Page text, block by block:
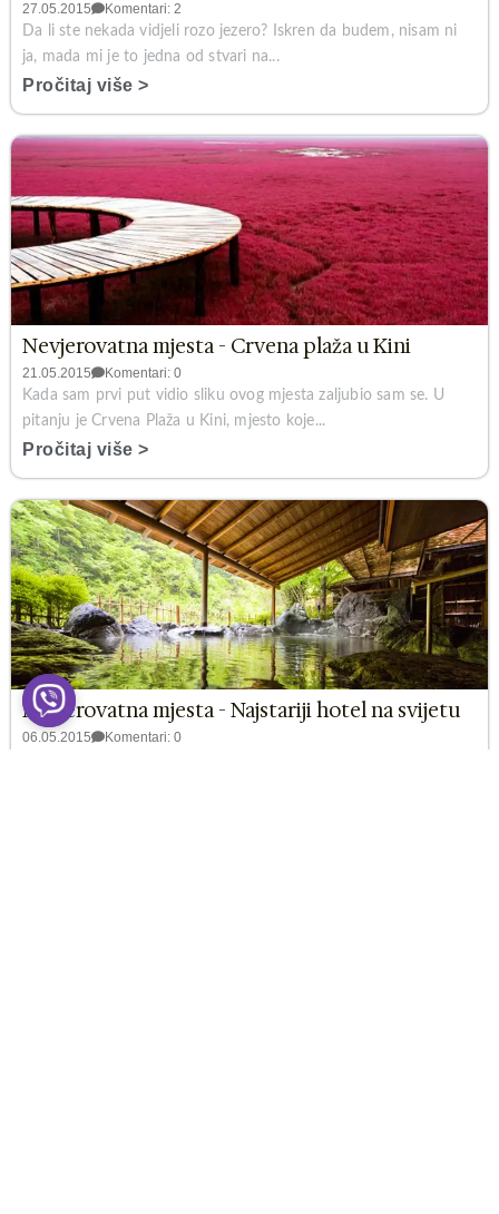
27.05.2015
Komentari: 2
Da li ste nekada vidjeli rozo jezero? Iskren da budem, nisam ni
ja, mada mi je to jedna od stvari na...
Pročitaj više >
Nevjerovatna mjesta - Crvena plaža u Kini
21.05.2015
Komentari: 0
Kada sam prvi put vidio sliku ovog mjesta zaljubio sam se. U
pitanju je Crvena Plaža u Kini, mjesto koje...
Pročitaj više >
Nevjerovatna mjesta - Najstariji hotel na svijetu
06.05.2015
Komentari: 0